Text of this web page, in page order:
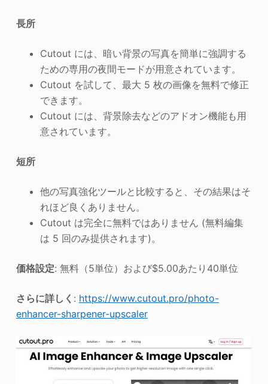
長所
Cutout には、暗い背景の写真を簡単に強調する
ための専用の夜間モードが用意されています。
Cutout を試して、最大 5 枚の画像を無料で修正
できます。
Cutout には、背景除去などのアドオン機能も用
意されています。
短所
他の写真強化ツールと比較すると、その結果はそ
れほど良くありません。
Cutout は完全に無料ではありません (無料編集
は 5 回のみ提供されます)。
価格設定: 無料（5単位）および$5.00あたり40単位
さらに詳しく : https://www.cutout.pro/photo-
enhancer-sharpener-upscaler